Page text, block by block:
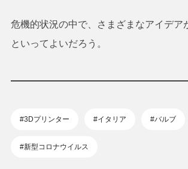
危機的状況の中で、さまざまなアイデア
といってよいだろう。
#3Dプリンター #イタリア #バルブ
#新型コロナウイルス